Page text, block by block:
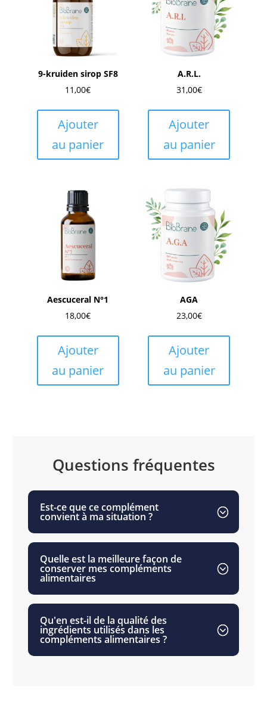
9-kruiden sirop SF8
11,00€
Ajouter
au panier
A.R.L.
31,00€
Ajouter
au panier
Aescuceral N°1
18,00€
Ajouter
au panier
AGA
23,00€
Ajouter
au panier
Questions fréquentes
Est-ce que ce complément
convient à ma situation ?
Quelle est la meilleure façon de
conserver mes compléments
alimentaires
Qu'en est-il de la qualité des
ingrédients utilisés dans les
compléments alimentaires ?